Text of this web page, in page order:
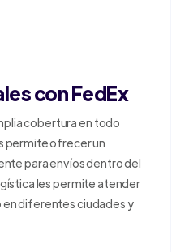
con FedEx
cobertura en todo
permite ofrecer un
para envíos dentro del
les permite atender
en diferentes ciudades y